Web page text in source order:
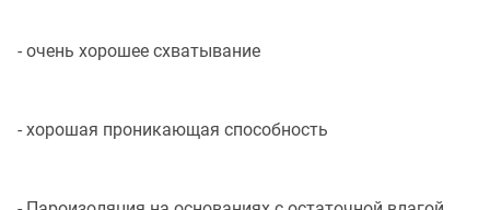
- очень хорошее схватывание
- хорошая проникающая способность